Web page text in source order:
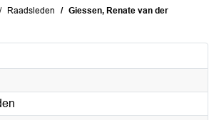
Raadsleden Giessen, Renate van der